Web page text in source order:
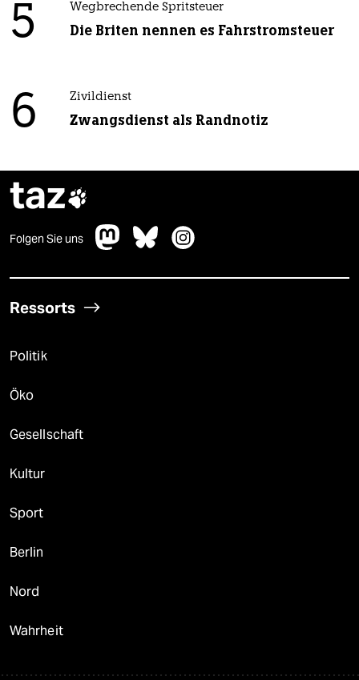
5 Wegbrechende Spritsteuer
Die Briten nennen es Fahrstromsteuer
6 Zivildienst
Zwangsdienst als Randnotiz
taz
Folgen Sie uns
Ressorts
Politik
Öko
Gesellschaft
Kultur
Sport
Berlin
Nord
Wahrheit